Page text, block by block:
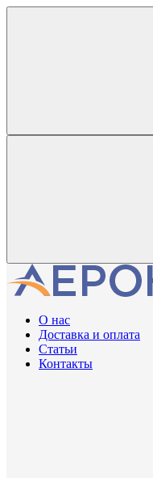
О нас
Доставка и оплата
Статьи
Контакты